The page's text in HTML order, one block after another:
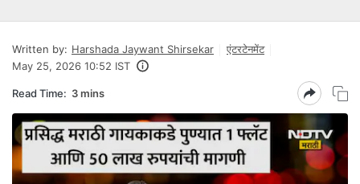
Written by: Harshada Jaywant Shirsekar
एंटरटेनमेंट
May 25, 2026 10:52 IST
Read Time: 3 mins